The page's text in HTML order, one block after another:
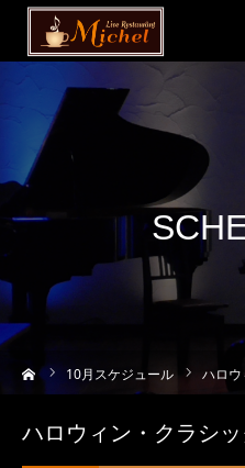
10月スケジュール ハロウ
ハロウィン・クラシッ